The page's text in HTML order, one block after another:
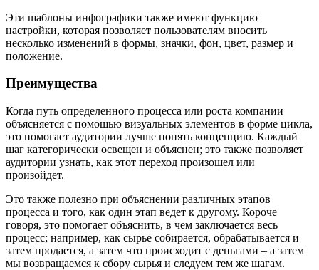
Эти шаблоны инфографики также имеют функцию
настройки, которая позволяет пользователям вносить
несколько изменений в формы, значки, фон, цвет, размер и
положение.
Преимущества
Когда путь определенного процесса или роста компании
объясняется с помощью визуальных элементов в форме цикла,
это помогает аудитории лучше понять концепцию. Каждый
шаг категорически освещен и объяснен; это также позволяет
аудитории узнать, как этот переход произошел или
произойдет.
Это также полезно при объяснении различных этапов
процесса и того, как один этап ведет к другому. Короче
говоря, это помогает объяснить, в чем заключается весь
процесс; например, как сырье собирается, обрабатывается и
затем продается, а затем что происходит с деньгами – а затем
мы возвращаемся к сбору сырья и следуем тем же шагам.